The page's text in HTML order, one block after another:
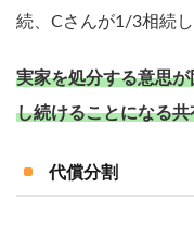
続、Cさんが1/3相続
実家を処分する意思
し続けることになる
代償分割